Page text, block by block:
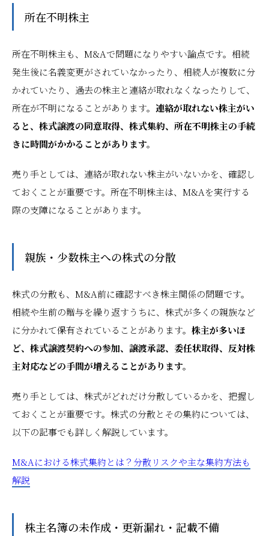
所在不明株主
所在不明株主も、M&Aで問題になりやすい論点です。相続
発生後に名義変更がされていなかったり、相続人が複数に分
かれていたり、過去の株主と連絡が取れなくなったりして、
所在が不明になることがあります。 連絡が取れない株主がい
ると、株式譲渡の同意取得、株式集約、所在不明株主の手続
きに時間がかかることがあります。
売り手としては、連絡が取れない株主がいないかを、確認し
ておくことが重要です。所在不明株主は、M&Aを実行する
際の支障になることがあります。
親族・少数株主への株式の分散
株式の分散も、M&A前に確認すべき株主関係の問題です。
相続や生前の贈与を繰り返すうちに、株式が多くの親族など
に分かれて保有されていることがあります。 株主が多いほ
ど、株式譲渡契約への参加、譲渡承認、委任状取得、反対株
主対応などの手間が増えることがあります。
売り手としては、株式がどれだけ分散しているかを、把握し
ておくことが重要です。株式の分散とその集約については、
以下の記事でも詳しく解説しています。
M&Aにおける株式集約とは？分散リスクや主な集約方法も
解説
株主名簿の未作成・更新漏れ・記載不備